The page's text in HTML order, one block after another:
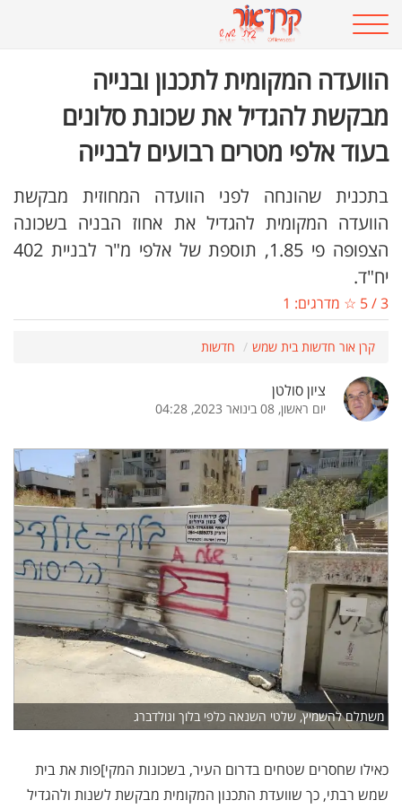
הוועדה המקומית לתכנון ובנייה
מבקשת להגדיל את שכונת סלונים
בעוד אלפי מטרים רבועים לבנייה
בתכנית שהונחה לפני הוועדה המחוזית מבקשת
הוועדה המקומית להגדיל את אחוז הבניה בשכונה
הצפופה פי 1.85, תוספת של אלפי מ"ר לבניית 402
יח"ד.
3
/
5 ☆ מדרגים: 1
קרן אור חדשות בית שמש חדשות
ציון סולטן
יום ראשון, 08 בינואר 2023, 04:28
משתלם להשמיץ, שלטי השנאה כלפי בלוך וגולדברג
כאילו שחסרים שטחים בדרום העיר, בשכונות המקי]פות את בית
שמש רבתי, כך שוועדת התכנון המקומית מבקשת לשנות ולהגדיל